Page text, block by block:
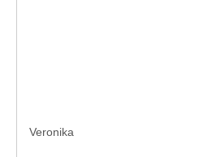
Veronika